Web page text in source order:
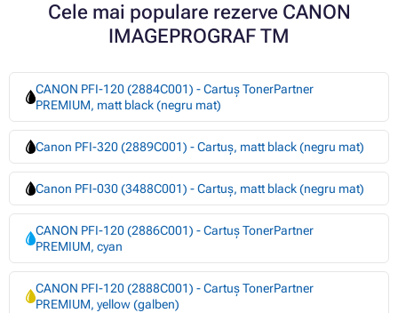
Cele mai populare rezerve CANON
IMAGEPROGRAF TM
CANON PFI-120 (2884C001) - Cartuș TonerPartner
PREMIUM, matt black (negru mat)
Canon PFI-320 (2889C001) - Cartuș, matt black (negru mat)
Canon PFI-030 (3488C001) - Cartuș, matt black (negru mat)
CANON PFI-120 (2886C001) - Cartuș TonerPartner
PREMIUM, cyan
CANON PFI-120 (2888C001) - Cartuș TonerPartner
PREMIUM, yellow (galben)